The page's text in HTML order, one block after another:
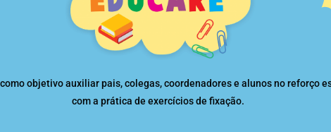
objetivo auxiliar pais, colegas, coordenadores e alunos no reforço
com a prática de exercícios de fixação.